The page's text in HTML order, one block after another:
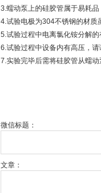
3.蠕动泵上的硅胶管属于易耗
4.试验电极为304不锈钢的材质
5.试验过程中电离氯化铵分解的
6.试验过程中设备内有高压，请
7.实验完毕后需将硅胶管从蠕
微信标题：
文章：